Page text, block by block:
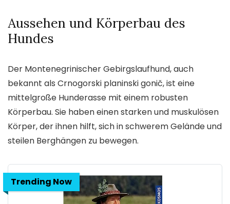
Aussehen und Körperbau des
Hundes
Der Montenegrinischer Gebirgslaufhund, auch
bekannt als Crnogorski planinski gonič, ist eine
mittelgroße Hunderasse mit einem robusten
Körperbau. Sie haben einen starken und muskulösen
Körper, der ihnen hilft, sich in schwerem Gelände und
steilen Berghängen zu bewegen.
Trending Now